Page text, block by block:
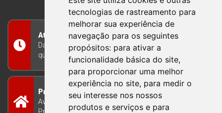
tecnologias de rastreamento para
melhorar sua experiência de
navegação para os seguintes
propósitos: para ativar a
funcionalidade básica do site,
para proporcionar uma melhor
experiência no site, para medir o
seu interesse nos nossos
produtos e serviços e para
Atendimento
Das 8h às 12h e das 13h às 17h30, de segunda a
quinta-feira, e nas sextas-feiras das 7h às 13h
Prefeitura Municipal
Avenida Guilherme Winter 65 - Centro Bom